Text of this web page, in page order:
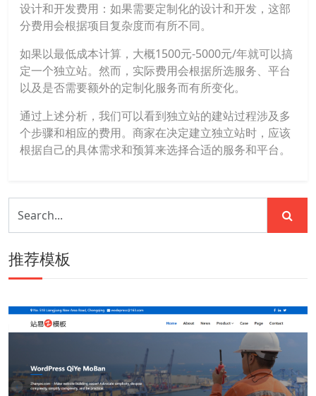
设计和开发费用：如果需要定制化的设计和开发，这部
分费用会根据项目复杂度而有所不同。
如果以最低成本计算，大概1500元-5000元/年就可以搞
定一个独立站。然而，实际费用会根据所选服务、平台
以及是否需要额外的定制化服务而有所变化。
通过上述分析，我们可以看到独立站的建站过程涉及多
个步骤和相应的费用。商家在决定建立独立站时，应该
根据自己的具体需求和预算来选择合适的服务和平台。
推荐模板